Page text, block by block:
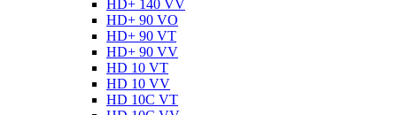
HD+ 140 VV
HD+ 90 VO
HD+ 90 VT
HD+ 90 VV
HD 10 VT
HD 10 VV
HD 10C VT